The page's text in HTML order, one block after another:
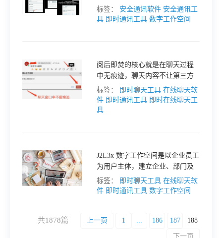
的安全聊天工具不一样。 接二连
三（J2L3x）办公协作沟通工具，
标签： 安全通讯软件 安全通讯工
具 即时通讯工具 数字工作空间
阅后即焚的核心就是在聊天过程
中无痕迹，聊天内容不让第三方
知道。而J2L3x 数字工作空间的消
息删除功能完全时可以替代的。
使用即时在线聊天工具的时候，
标签： 即时聊天工具 在线聊天软
件 即时通讯工具 即时在线聊天工
具
J2L3x 数字工作空间是以企业员工
为用户主体，建立企业、部门及
个人间的多维关系，通过以应用
为基础的、或开放或私密的沟通
社交、协同办公的办公即时在线
标签： 即时聊天工具 在线聊天软
件 即时通讯工具 数字工作空间
共1878篇 上一页 1 ... 186 187 188
下一页